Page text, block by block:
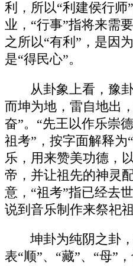
利，所以“利建侯行师
业，“行事”指将来需
之所以“有利”，是因
是“得民心”。
从卦象上看，豫
而坤为地，雷自地出
奋”。“先王以作乐崇
祖考”，按字面解释为
乐，用来赞美功德，
帝，并让祖先的神灵
意，“祖考”指已经去
说到音乐制作来祭祀
坤卦为纯阴之卦
表“顺”、“藏”、“母”